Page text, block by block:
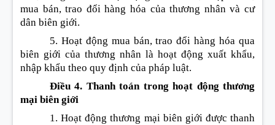
mua bán, trao đổi hàng hóa của thương nhân và cư
dân biên giới.
5. Hoạt động mua bán, trao đổi hàng hóa qua
biên giới của thương nhân là hoạt động xuất khẩu,
nhập khẩu theo quy định của pháp luật.
Điều 4. Thanh toán trong hoạt động thương
mại biên giới
1. Hoạt động thương mại biên giới được thanh